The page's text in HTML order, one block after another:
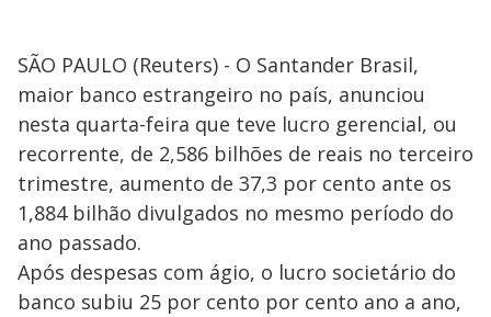
SÃO PAULO (Reuters) - O Santander Brasil,
maior banco estrangeiro no país, anunciou
nesta quarta-feira que teve lucro gerencial, ou
recorrente, de 2,586 bilhões de reais no terceiro
trimestre, aumento de 37,3 por cento ante os
1,884 bilhão divulgados no mesmo período do
ano passado.
Após despesas com ágio, o lucro societário do
banco subiu 25 por cento por cento ano a ano,